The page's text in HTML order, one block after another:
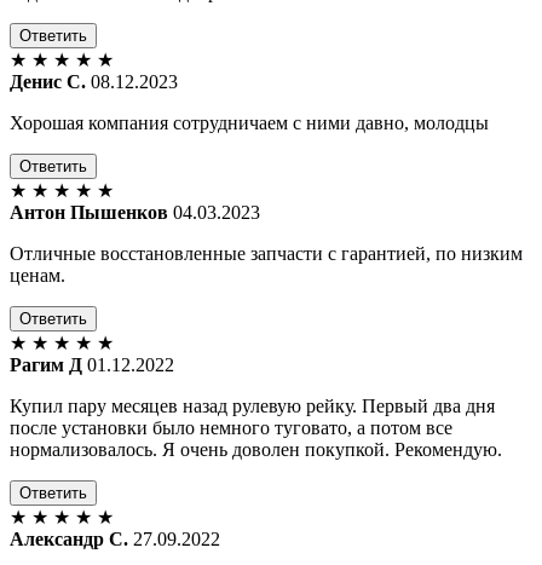
Ответить
★ ★ ★ ★ ★
Денис С. 08.12.2023
Хорошая компания сотрудничаем с ними давно, молодцы
Ответить
★ ★ ★ ★ ★
Антон Пышенков 04.03.2023
Отличные восстановленные запчасти с гарантией, по низким
ценам.
Ответить
★ ★ ★ ★ ★
Рагим Д 01.12.2022
Купил пару месяцев назад рулевую рейку. Первый два дня
после установки было немного туговато, а потом все
нормализовалось. Я очень доволен покупкой. Рекомендую.
Ответить
★ ★ ★ ★ ★
Александр С. 27.09.2022